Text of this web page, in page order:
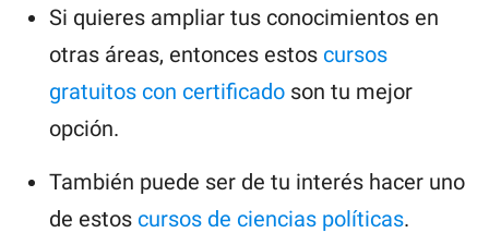
Si quieres ampliar tus conocimientos en
otras áreas, entonces estos cursos
gratuitos con certificado son tu mejor
opción.
También puede ser de tu interés hacer uno
de estos cursos de ciencias políticas.